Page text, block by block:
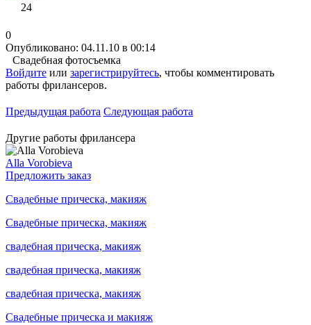
24
0
Опубликовано: 04.11.10 в 00:14
Свадебная фотосъемка
Войдите или зарегистрируйтесь, чтобы комментировать
работы фрилансеров.
Предыдущая работа Следующая работа
Другие работы фрилансера
Alla Vorobieva
Предложить заказ
Свадебные прическа, макияж
Свадебные прическа, макияж
свадебная прическа, макияж
свадебная прическа, макияж
свадебная прическа, макияж
Свадебные прическа и макияж